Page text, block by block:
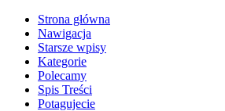
Strona główna
Nawigacja
Starsze wpisy
Kategorie
Polecamy
Spis Treści
Potagujecie